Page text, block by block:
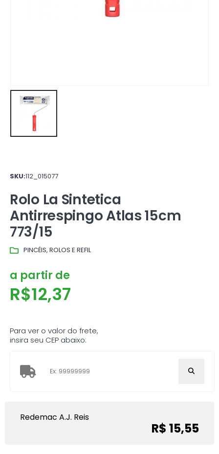
SKU:112_015077
Rolo La Sintetica
Antirrespingo Atlas 15cm
773/15
PINCÉIS, ROLOS E REFIL
a partir de
R$12,37
Para ver o valor do frete,
insira seu CEP abaixo:
Redemac A.J. Reis
R$ 15,55